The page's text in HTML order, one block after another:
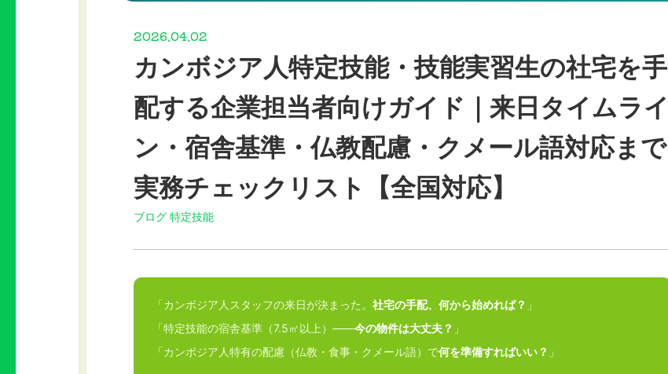
2026.04.02
カンボジア人特定技能・技能実習生の社宅を手
配する企業担当者向けガイド｜来日タイムライ
ン・宿舎基準・仏教配慮・クメール語対応まで
実務チェックリスト【全国対応】
ブログ 特定技能
「カンボジア人スタッフの来日が決まった。 社宅の手配、何から始めれば？ 」
「特定技能の宿舎基準（7.5㎡以上）——今の物件は大丈夫？ 」
「カンボジア人特有の配慮（仏教・食事・クメール語）で何を準備すればいい？ 」